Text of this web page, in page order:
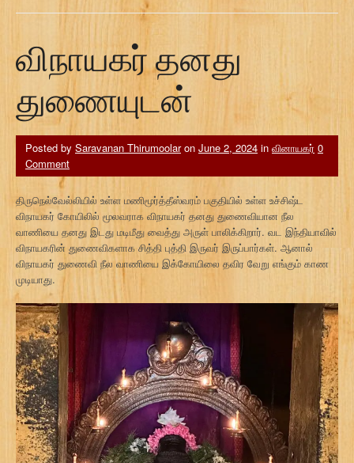
விநாயகர் தனது
துணையுடன்
Posted by Saravanan Thirumoolaron June 2, 2024 in வினாயகர் 0
Comment
திருநெல்வேல்லியில் உள்ள மணிமூர்த்தீஸ்வரம் பகுதியில் உள்ள உச்சிஷ்ட
விநாயகர் கோயிலில் மூலவராக விநாயகர் தனது துணைவியான நீல
வாணியை தனது இடது மடிமீது வைத்து அருள் பாலிக்கிறார். வட இந்தியாவில்
விநாயகரின் துணைவிகளாக சித்தி புத்தி இருவர் இருப்பார்கள். ஆனால்
விநாயகர் துணைவி நீல வாணியை இக்கோயிலை தவிர வேறு எங்கும் காண
முடியாது.